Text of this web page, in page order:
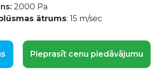
2000 Pa
ātrums: 15 m/sec
Pieprasīt cenu piedāvājumu